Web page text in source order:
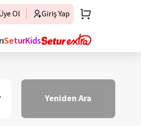
Ol Giriş Yap
SeturKids
Yeniden Ara